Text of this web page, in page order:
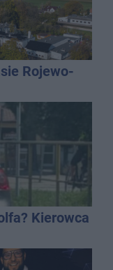
Rojewo-
Kierowca